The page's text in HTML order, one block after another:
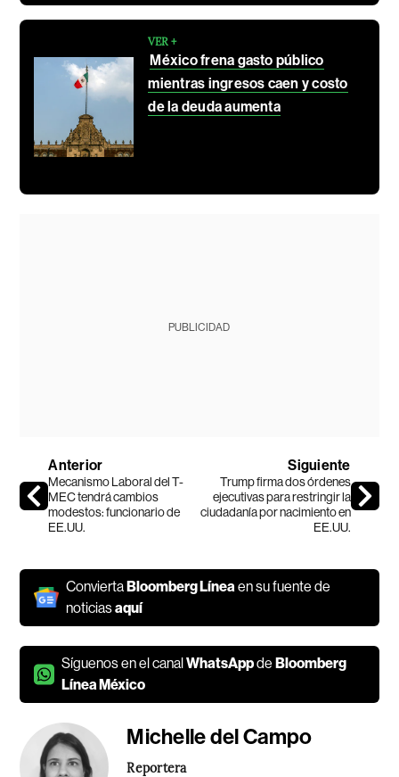
VER +
México frena gasto público
mientras ingresos caen y costo
de la deuda aumenta
PUBLICIDAD
Anterior
Mecanismo Laboral del T-
MEC tendrá cambios
modestos: funcionario de
EE.UU.
Siguiente
Trump firma dos órdenes
ejecutivas para restringir la
ciudadanía por nacimiento en
EE.UU.
ConviertaBloomberg Línea en su fuente de
noticiasaquí
Síguenos en el canalWhatsAppdeBloomberg
Línea México
Michelle del Campo
Reportera